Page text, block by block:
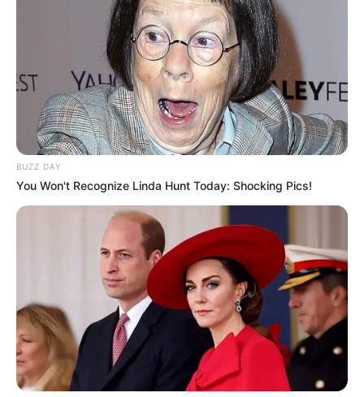
BUZZ DAY
You Won't Recognize Linda Hunt Today: Shocking Pics!